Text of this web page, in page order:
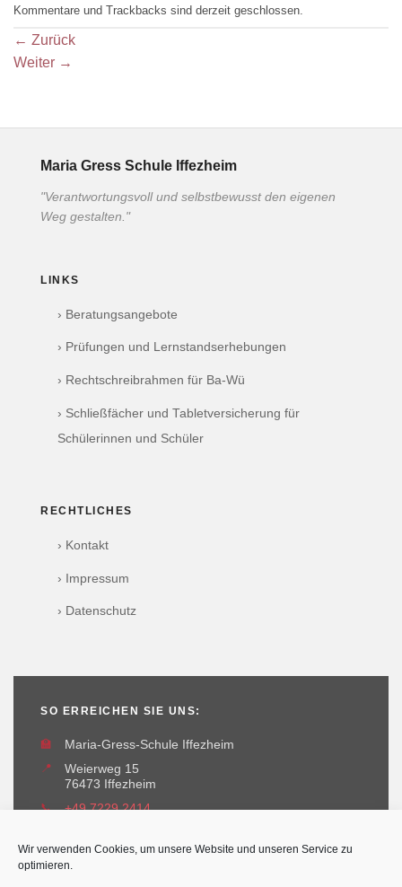
Wir verwenden Cookies, um unsere Website und unseren Service zu
optimieren.
Kommentare und Trackbacks sind derzeit geschlossen.
← Zurück
Weiter →
Maria Gress Schule Iffezheim
"Verantwortungsvoll und selbstbewusst den eigenen
Weg gestalten."
LINKS
› Beratungsangebote
› Prüfungen und Lernstandserhebungen
› Rechtschreibrahmen für Ba-Wü
› Schließfächer und Tabletversicherung für
Schülerinnen und Schüler
RECHTLICHES
› Kontakt
› Impressum
› Datenschutz
SO ERREICHEN SIE UNS:
🏫
Maria-Gress-Schule Iffezheim
📍
Weierweg 15
76473 Iffezheim
📞
+49 7229 2414